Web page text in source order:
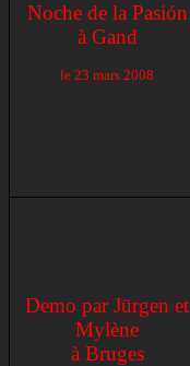
Noche de la Pasión
à Gand
le 23 mars 2008
Demo par Jürgen et
Mylène
à Bruges